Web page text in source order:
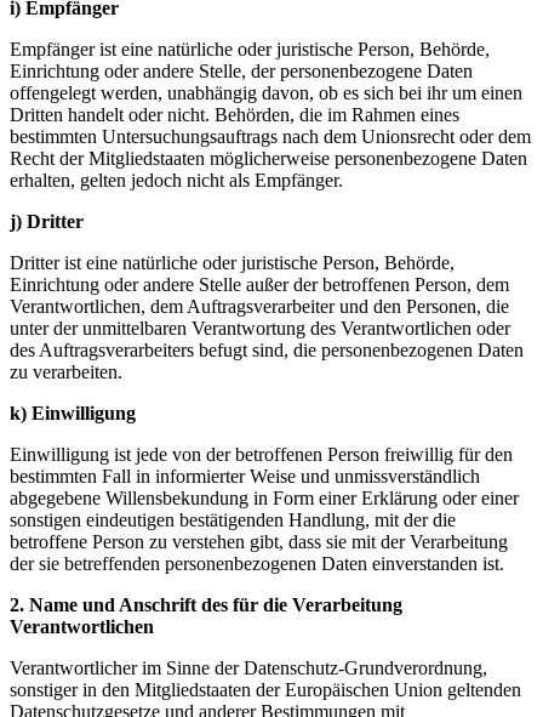
i) Empfänger
Empfänger ist eine natürliche oder juristische Person, Behörde,
Einrichtung oder andere Stelle, der personenbezogene Daten
offengelegt werden, unabhängig davon, ob es sich bei ihr um einen
Dritten handelt oder nicht. Behörden, die im Rahmen eines
bestimmten Untersuchungsauftrags nach dem Unionsrecht oder dem
Recht der Mitgliedstaaten möglicherweise personenbezogene Daten
erhalten, gelten jedoch nicht als Empfänger.
j) Dritter
Dritter ist eine natürliche oder juristische Person, Behörde,
Einrichtung oder andere Stelle außer der betroffenen Person, dem
Verantwortlichen, dem Auftragsverarbeiter und den Personen, die
unter der unmittelbaren Verantwortung des Verantwortlichen oder
des Auftragsverarbeiters befugt sind, die personenbezogenen Daten
zu verarbeiten.
k) Einwilligung
Einwilligung ist jede von der betroffenen Person freiwillig für den
bestimmten Fall in informierter Weise und unmissverständlich
abgegebene Willensbekundung in Form einer Erklärung oder einer
sonstigen eindeutigen bestätigenden Handlung, mit der die
betroffene Person zu verstehen gibt, dass sie mit der Verarbeitung
der sie betreffenden personenbezogenen Daten einverstanden ist.
2. Name und Anschrift des für die Verarbeitung
Verantwortlichen
Verantwortlicher im Sinne der Datenschutz-Grundverordnung,
sonstiger in den Mitgliedstaaten der Europäischen Union geltenden
Datenschutzgesetze und anderer Bestimmungen mit